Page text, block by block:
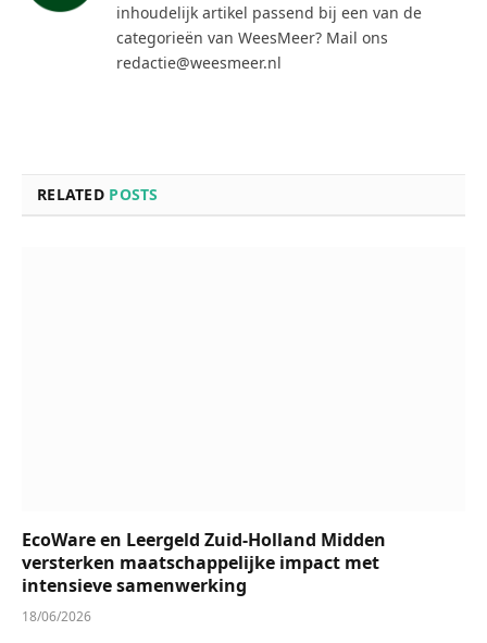
inhoudelijk artikel passend bij een van de
categorieën van WeesMeer? Mail ons
redactie@weesmeer.nl
RELATED POSTS
EcoWare en Leergeld Zuid-Holland Midden
versterken maatschappelijke impact met
intensieve samenwerking
18/06/2026